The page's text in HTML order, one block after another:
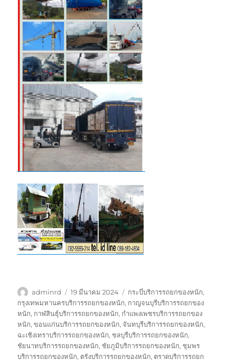
ผู้
เขียน
adminrd
เขียน
เมื่อ
19 มีนาคม 2024
ป้าย
กำกับ
กระบี่บริการรถยกของหนัก,
กรุงเทพมหานครบริการรถยกของหนัก, กาญจนบุรีบริการรถยกของ
หนัก, กาฬสินธุ์บริการรถยกของหนัก, กำแพงเพชรบริการรถยกของ
หนัก,ขอนแก่นบริการรถยกของหนัก, จันทบุรีบริการรถยกของหนัก,
ฉะเชิงเทราบริการรถยกของหนัก, ชลบุรีบริการรถยกของหนัก,
ชัยนาทบริการรถยกของหนัก, ชัยภูมิบริการรถยกของหนัก, ชุมพร
บริการรถยกของหนัก, ตรังบริการรถยกของหนัก, ตราดบริการรถยก